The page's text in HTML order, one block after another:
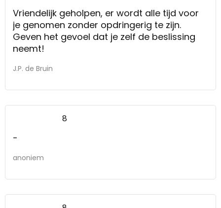
Vriendelijk geholpen, er wordt alle tijd voor
je genomen zonder opdringerig te zijn.
Geven het gevoel dat je zelf de beslissing
neemt!
J.P. de Bruin
8
-
anoniem